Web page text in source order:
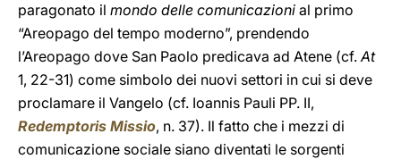
paragonato il mondo delle comunicazioni al primo
“Areopago del tempo moderno”, prendendo
l’Areopago dove San Paolo predicava ad Atene (cf.At
1, 22-31) come simbolo dei nuovi settori in cui si deve
proclamare il Vangelo (cf. Ioannis Pauli PP. II,
Redemptoris Missio, n. 37). Il fatto che i mezzi di
comunicazione sociale siano diventati le sorgenti